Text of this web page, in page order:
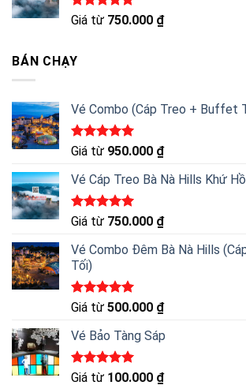
Được xếp
Giá từ 750.000 ₫
BÁN CHẠY
Vé Combo (Cáp Treo + Buffet
Được xếp
5 sao
Giá từ 950.000 ₫
Vé Cáp Treo Bà Nà Hills Khứ
Được xếp
5 sao
Giá từ 750.000 ₫
Vé Combo Đêm Bà Nà Hills
Tối)
Được xếp
5 sao
Giá từ 500.000 ₫
Vé Bảo Tàng Sáp
Được xếp
Giá từ 100.000 ₫